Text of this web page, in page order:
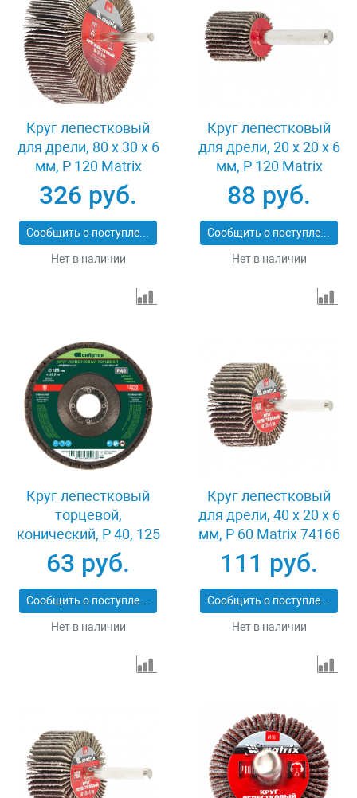
Круг лепестковый
для дрели, 80 х 30 х 6
мм, P 120 Matrix
74146
326 руб.
Сообщить о поступлении
Нет в наличии
Круг лепестковый
для дрели, 20 х 20 х 6
мм, P 120 Matrix
74104
88 руб.
Сообщить о поступлении
Нет в наличии
Круг лепестковый
торцевой,
конический, Р 40, 125
х 22.2 мм Сибртех
74083
63 руб.
Сообщить о поступлении
Нет в наличии
Круг лепестковый
для дрели, 40 х 20 х 6
мм, P 60 Matrix 74166
111 руб.
Сообщить о поступлении
Нет в наличии